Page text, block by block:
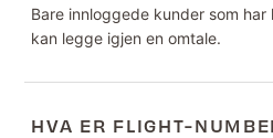
Bare innloggede kunder som
kan legge igjen en omtale.
HVA ER FLIGHT-